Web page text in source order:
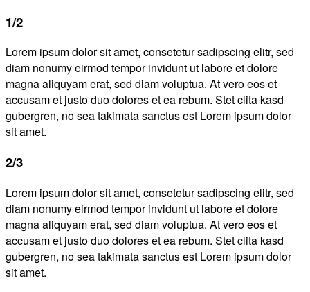
1/2
Lorem ipsum dolor sit amet, consetetur sadipscing elitr, sed
diam nonumy eirmod tempor invidunt ut labore et dolore
magna aliquyam erat, sed diam voluptua. At vero eos et
accusam et justo duo dolores et ea rebum. Stet clita kasd
gubergren, no sea takimata sanctus est Lorem ipsum dolor
sit amet.
2/3
Lorem ipsum dolor sit amet, consetetur sadipscing elitr, sed
diam nonumy eirmod tempor invidunt ut labore et dolore
magna aliquyam erat, sed diam voluptua. At vero eos et
accusam et justo duo dolores et ea rebum. Stet clita kasd
gubergren, no sea takimata sanctus est Lorem ipsum dolor
sit amet.